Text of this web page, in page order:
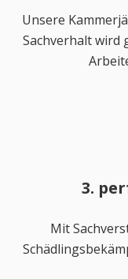
Unsere
Sachverhalt wird
3.
Mit